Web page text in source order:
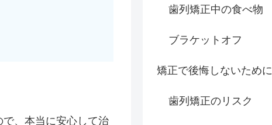
歯列矯正中の食べ物
ブラケットオフ
矯正で後悔しないために
歯列矯正のリスク